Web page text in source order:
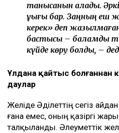
танысқанын қаладық.
құқығы бар. Заңның еш
керек» деп
бастысы – баламды
күйде көру болды, –
Ұлдана қайтыс болғаннан
даулар
Желіде Әділеттің сегіз
ғана емес, оның қазіргі
талқыланды. Әлеуметтік